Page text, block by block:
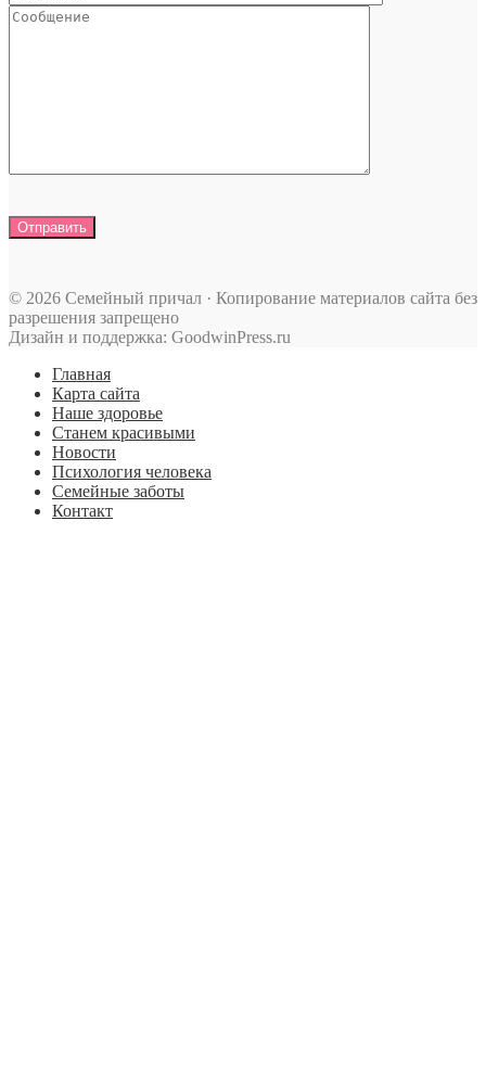
© 2026 Семейный причал · Копирование материалов сайта без
разрешения запрещено
Дизайн и поддержка: GoodwinPress.ru
Главная
Карта сайта
Наше здоровье
Станем красивыми
Новости
Психология человека
Семейные заботы
Контакт